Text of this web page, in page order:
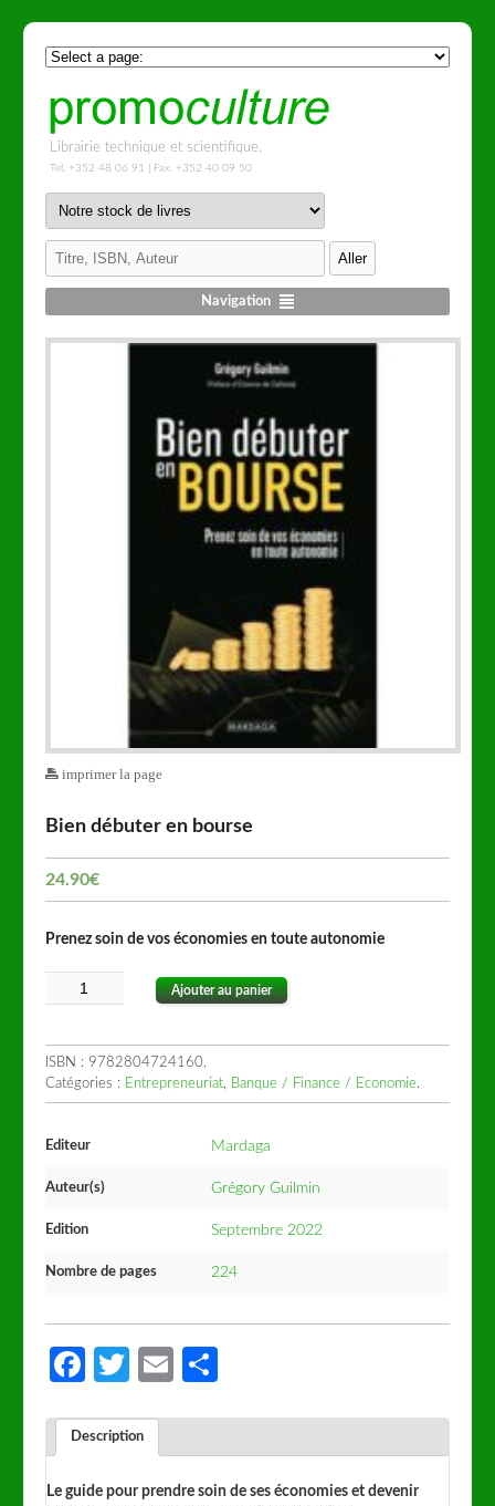
Librairie technique et scientifique.
Tel. +352 48 06 91 | Fax. +352 40 09 50
Navigation
imprimer la page
Bien débuter en bourse
24.90€
Prenez soin de vos économies en toute autonomie
Ajouter au panier
ISBN : 9782804724160.
Catégories : Entrepreneuriat, Banque / Finance / Economie.
Editeur Mardaga
Auteur(s) Grégory Guilmin
Edition Septembre 2022
Nombre de pages 224
Facebook
Twitter
Email
Description
Le guide pour prendre soin de ses économies et devenir